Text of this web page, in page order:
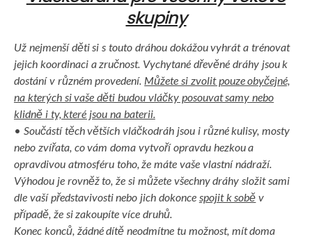
skupiny
Už nejmenší děti si s touto dráhou dokážou vyhrát a trénovat
jejich koordinaci a zručnost. Vychytané dřevěné dráhy jsou k
dostání v různém provedení. Můžete si zvolit pouze obyčejné,
na kterých si vaše děti budou vláčky posouvat samy nebo
klidně i ty, které jsou na baterii.
• Součástí těch větších vláčkodráh jsou i různé kulisy, mosty
nebo zvířata, co vám doma vytvoří opravdu hezkou a
opravdivou atmosféru toho, že máte vaše vlastní nádraží.
Výhodou je rovněž to, že si můžete všechny dráhy složit sami
dle vaší představivosti nebo jich dokonce spojit k sobě v
případě, že si zakoupíte více druhů.
Konec konců, žádné dítě neodmítne tu možnost, mít doma